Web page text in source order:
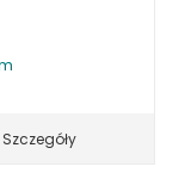
Szczegóły